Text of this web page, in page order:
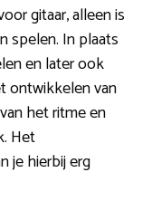
gitaar, alleen is
spelen. In plaats
en later ook
ontwikkelen van
het ritme en
Het
je hierbij erg